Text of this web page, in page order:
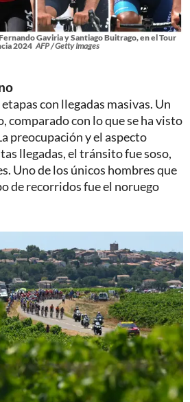
Gaviria y Santiago Buitrago, en el Tour
2024 AFP / Getty Images
con llegadas masivas. Un
comparado con lo que se ha visto
preocupación y el aspecto
llegadas, el tránsito fue soso,
Uno de los únicos hombres que
de recorridos fue el noruego